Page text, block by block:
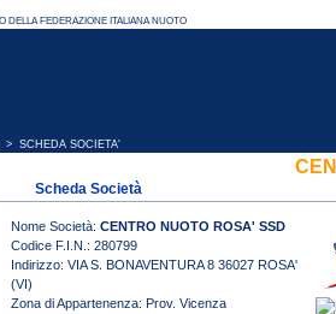
> SCHEDA SOCIETA'
Scheda Società
Nome Società: CENTRO NUOTO ROSA' SSD
Codice F.I.N.: 280799
Indirizzo: VIA S. BONAVENTURA 8 36027 ROSA'
(VI)
Zona di Appartenenza: Prov. Vicenza